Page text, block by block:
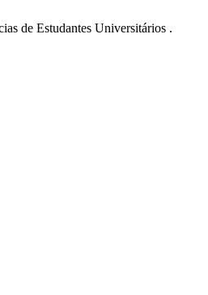
de Estudantes Universitários .